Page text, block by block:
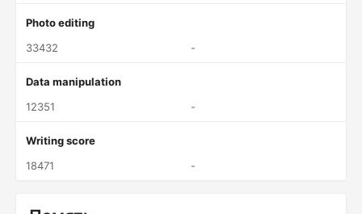
Photo editing
33432
-
Data manipulation
12351
-
Writing score
18471
-